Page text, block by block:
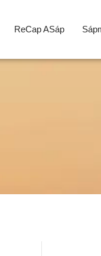
ReCap ASáp